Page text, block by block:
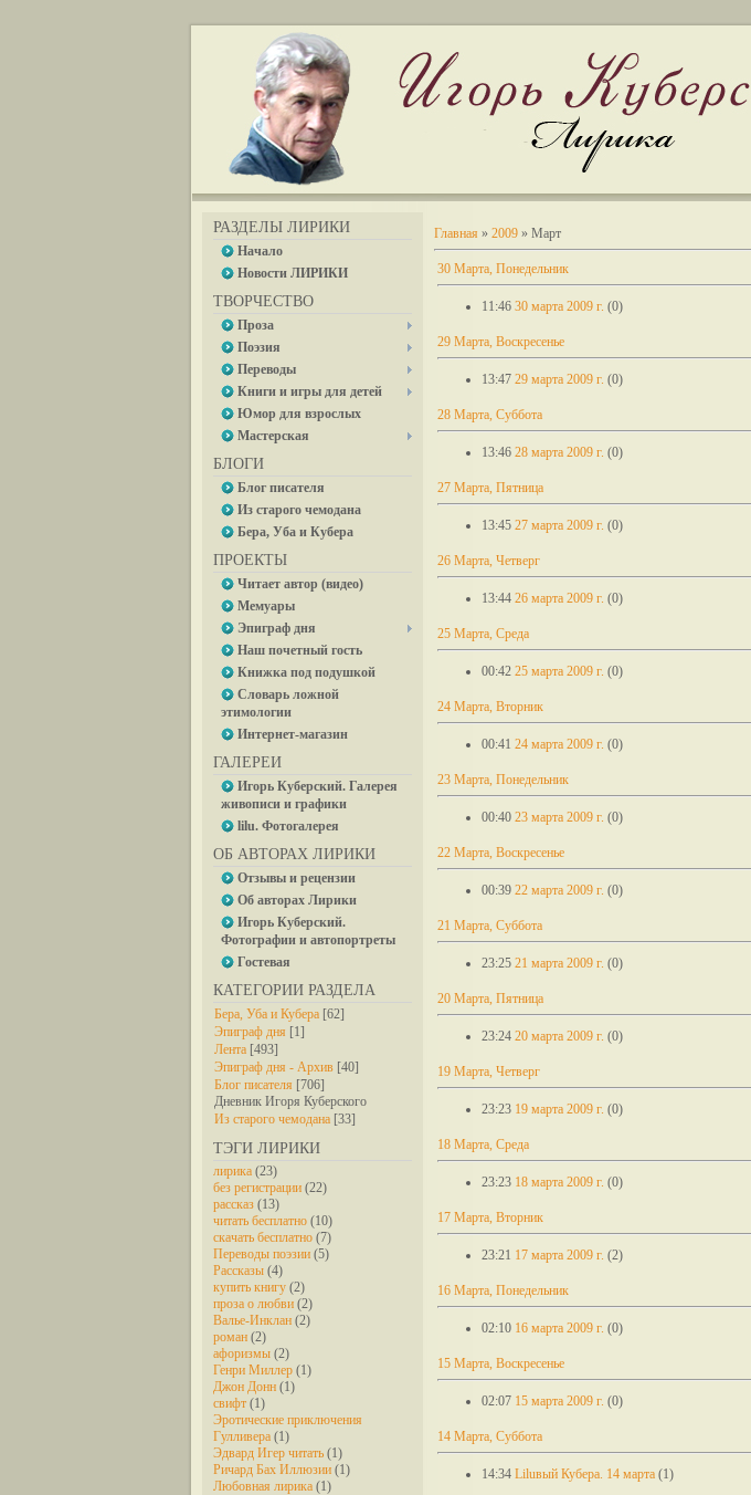
РАЗДЕЛЫ ЛИРИКИ
Начало
Новости ЛИРИКИ
ТВОРЧЕСТВО
Проза
Поэзия
Переводы
Книги и игры для детей
Юмор для взрослых
Мастерская
БЛОГИ
Блог писателя
Из старого чемодана
Бера, Уба и Кубера
ПРОЕКТЫ
Читает автор (видео)
Мемуары
Эпиграф дня
Наш почетный гость
Книжка под подушкой
Словарь ложной
этимологии
Интернет-магазин
ГАЛЕРЕИ
Игорь Куберский. Галерея
живописи и графики
lilu. Фотогалерея
ОБ АВТОРАХ ЛИРИКИ
Отзывы и рецензии
Об авторах Лирики
Игорь Куберский.
Фотографии и автопортреты
Гостевая
КАТЕГОРИИ РАЗДЕЛА
Бера, Уба и Кубера [62]
Эпиграф дня [1]
Лента [493]
Эпиграф дня - Архив [40]
Блог писателя [706]
Дневник Игоря Куберского
Из старого чемодана [33]
ТЭГИ ЛИРИКИ
лирика (23)
без регистрации (22)
рассказ (13)
читать бесплатно (10)
скачать бесплатно (7)
Переводы поэзии (5)
Рассказы (4)
купить книгу (2)
проза о любви (2)
Валье-Инклан (2)
роман (2)
афоризмы (2)
Генри Миллер (1)
Джон Донн (1)
свифт (1)
Эротические приключения
Гулливера (1)
Эдвард Игер читать (1)
Ричард Бах Иллюзии (1)
Любовная лирика (1)
Главная » 2009 » Март
30 Марта, Понедельник
11:46 30 марта 2009 г. (0)
29 Марта, Воскресенье
13:47 29 марта 2009 г. (0)
28 Марта, Суббота
13:46 28 марта 2009 г. (0)
27 Марта, Пятница
13:45 27 марта 2009 г. (0)
26 Марта, Четверг
13:44 26 марта 2009 г. (0)
25 Марта, Среда
00:42 25 марта 2009 г. (0)
24 Марта, Вторник
00:41 24 марта 2009 г. (0)
23 Марта, Понедельник
00:40 23 марта 2009 г. (0)
22 Марта, Воскресенье
00:39 22 марта 2009 г. (0)
21 Марта, Суббота
23:25 21 марта 2009 г. (0)
20 Марта, Пятница
23:24 20 марта 2009 г. (0)
19 Марта, Четверг
23:23 19 марта 2009 г. (0)
18 Марта, Среда
23:23 18 марта 2009 г. (0)
17 Марта, Вторник
23:21 17 марта 2009 г. (2)
16 Марта, Понедельник
02:10 16 марта 2009 г. (0)
15 Марта, Воскресенье
02:07 15 марта 2009 г. (0)
14 Марта, Суббота
14:34 Liluвый Кубера. 14 марта (1)